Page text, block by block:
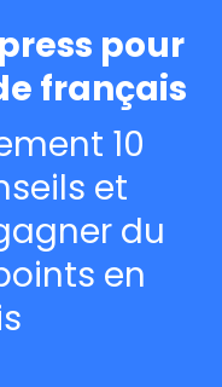
pour
français
10
et
du
en